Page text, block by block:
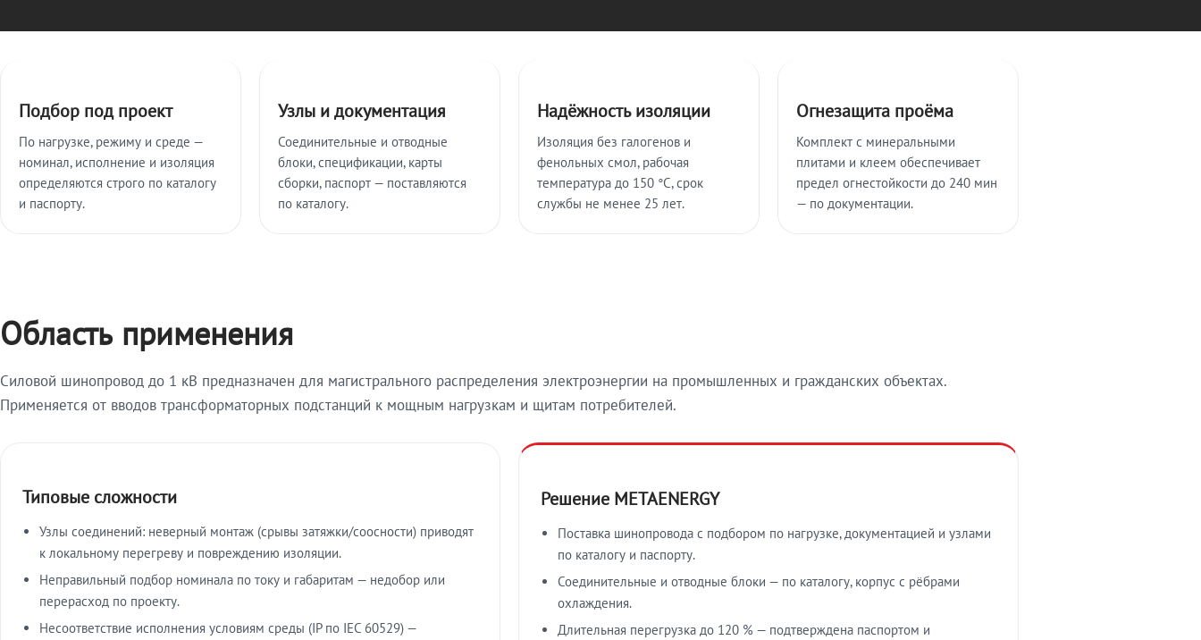
Подбор под проект
По нагрузке, режиму и среде —
номинал, исполнение и изоляция
определяются строго по каталогу
и паспорту.
Узлы и документация
Соединительные и отводные
блоки, спецификации, карты
сборки, паспорт — поставляются
по каталогу.
Надёжность изоляции
Изоляция без галогенов и
фенольных смол, рабочая
температура до 150 °C, срок
службы не менее 25 лет.
Огнезащита проёма
Комплект с минеральными
плитами и клеем обеспечивает
предел огнестойкости до 240 мин
— по документации.
Область применения
Силовой шинопровод до 1 кВ предназначен для магистрального распределения электроэнергии на промышленных и гражданских объектах.
Применяется от вводов трансформаторных подстанций к мощным нагрузкам и щитам потребителей.
Типовые сложности
Узлы соединений: неверный монтаж (срывы затяжки/соосности) приводят
к локальному перегреву и повреждению изоляции.
Неправильный подбор номинала по току и габаритам — недобор или
перерасход по проекту.
Несоответствие исполнения условиям среды (IP по IEC 60529) —
Решение METAENERGY
Поставка шинопровода с подбором по нагрузке, документацией и узлами
по каталогу и паспорту.
Соединительные и отводные блоки — по каталогу, корпус с рёбрами
охлаждения.
Длительная перегрузка до 120 % — подтверждена паспортом и